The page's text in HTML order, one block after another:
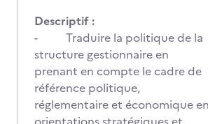
Descriptif :
- Traduire la politique de la
structure gestionnaire en
prenant en compte le cadre de
référence politique,
réglementaire et économique en